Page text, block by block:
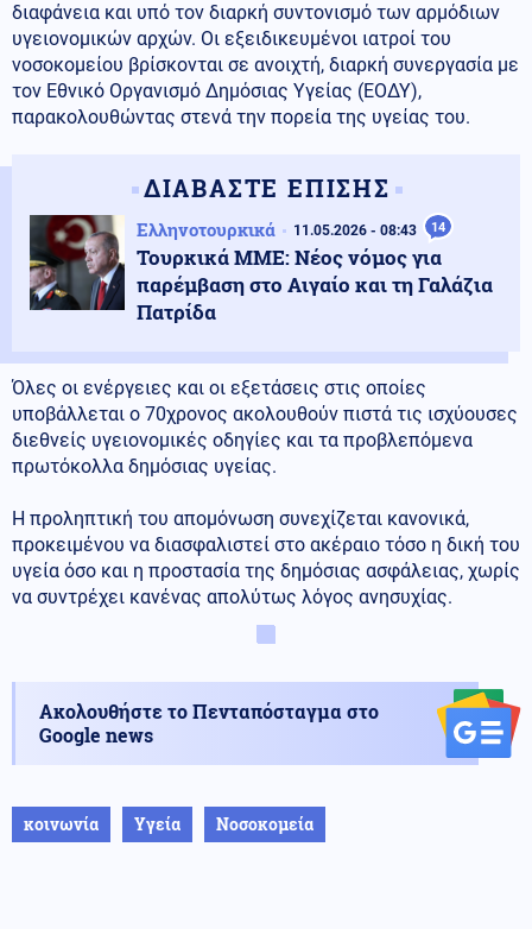
διαφάνεια και υπό τον διαρκή συντονισμό των αρμόδιων
υγειονομικών αρχών. Οι εξειδικευμένοι ιατροί του
νοσοκομείου βρίσκονται σε ανοιχτή, διαρκή συνεργασία με
τον Εθνικό Οργανισμό Δημόσιας Υγείας (ΕΟΔΥ),
παρακολουθώντας στενά την πορεία της υγείας του.
ΔΙΑΒΑΣΤΕ ΕΠΙΣΗΣ
Ελληνοτουρκικά 11.05.2026 - 08:43 14
Τουρκικά ΜΜΕ: Νέος νόμος για
παρέμβαση στο Αιγαίο και τη Γαλάζια
Πατρίδα
Όλες οι ενέργειες και οι εξετάσεις στις οποίες
υποβάλλεται ο 70χρονος ακολουθούν πιστά τις ισχύουσες
διεθνείς υγειονομικές οδηγίες και τα προβλεπόμενα
πρωτόκολλα δημόσιας υγείας.
Η προληπτική του απομόνωση συνεχίζεται κανονικά,
προκειμένου να διασφαλιστεί στο ακέραιο τόσο η δική του
υγεία όσο και η προστασία της δημόσιας ασφάλειας, χωρίς
να συντρέχει κανένας απολύτως λόγος ανησυχίας.
Ακολουθήστε το Πενταπόσταγμα στο
Google news
κοινωνία Υγεία Νοσοκομεία